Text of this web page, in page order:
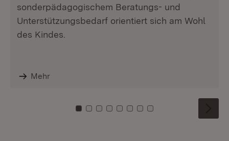
sonderpädagogischem Beratungs- und
Unterstützungsbedarf orientiert sich am Wohl
des Kindes.
Mehr
Zu Kachel: 0
Zu Kachel: 1
Zu Kachel: 2
Zu Kachel: 3
Zu Kachel: 4
Zu Kachel: 5
Zu Kachel: 6
Zu Kachel: 7